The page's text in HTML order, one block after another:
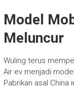
Model
Meluncur
Wuling terus
Air ev menjadi
Pabrikan asal